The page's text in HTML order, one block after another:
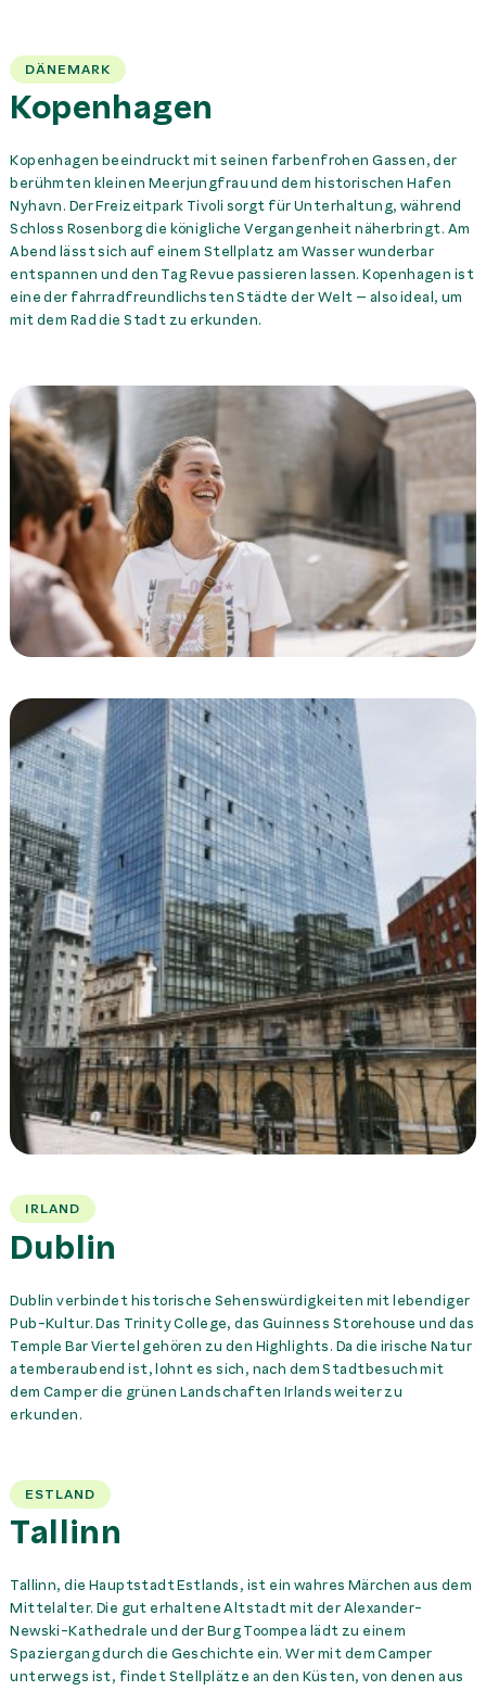
DÄNEMARK
Kopenhagen
Kopenhagen beeindruckt mit seinen farbenfrohen Gassen, der
berühmten kleinen Meerjungfrau und dem historischen Hafen
Nyhavn. Der Freizeitpark Tivoli sorgt für Unterhaltung, während
Schloss Rosenborg die königliche Vergangenheit näherbringt. Am
Abend lässt sich auf einem Stellplatz am Wasser wunderbar
entspannen und den Tag Revue passieren lassen. Kopenhagen ist
eine der fahrradfreundlichsten Städte der Welt – also ideal, um
mit dem Rad die Stadt zu erkunden.
IRLAND
Dublin
Dublin verbindet historische Sehenswürdigkeiten mit lebendiger
Pub-Kultur. Das Trinity College, das Guinness Storehouse und das
Temple Bar Viertel gehören zu den Highlights. Da die irische Natur
atemberaubend ist, lohnt es sich, nach dem Stadtbesuch mit
dem Camper die grünen Landschaften Irlands weiter zu
erkunden.
ESTLAND
Tallinn
Tallinn, die Hauptstadt Estlands, ist ein wahres Märchen aus dem
Mittelalter. Die gut erhaltene Altstadt mit der Alexander-
Newski-Kathedrale und der Burg Toompea lädt zu einem
Spaziergang durch die Geschichte ein. Wer mit dem Camper
unterwegs ist, findet Stellplätze an den Küsten, von denen aus